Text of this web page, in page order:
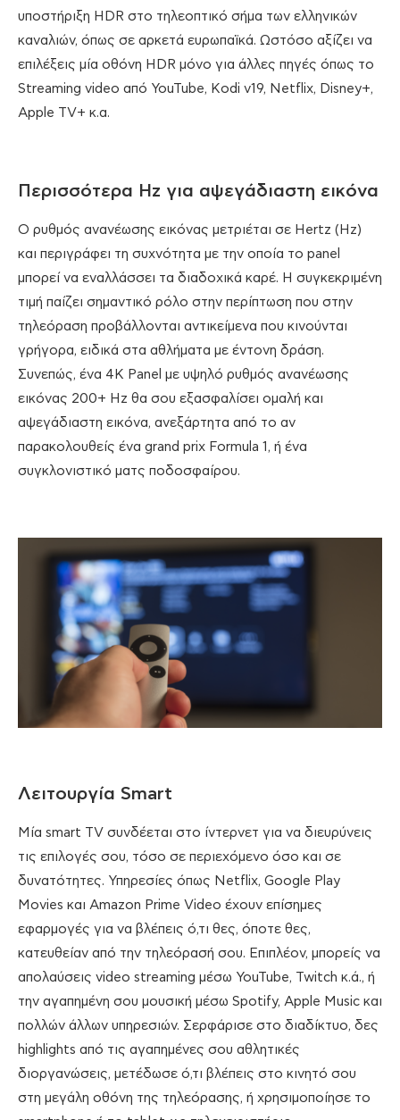
υποστήριξη HDR στο τηλεοπτικό σήμα των ελληνικών
καναλιών, όπως σε αρκετά ευρωπαϊκά. Ωστόσο αξίζει να
επιλέξεις μία οθόνη HDR μόνο για άλλες πηγές όπως το
Streaming video από YouTube, Kodi v19, Νetflix, Disney+,
Apple TV+ κ.α.
Περισσότερα Hz για αψεγάδιαστη εικόνα
Ο ρυθμός ανανέωσης εικόνας μετριέται σε Hertz (Hz)
και περιγράφει τη συχνότητα με την οποία το panel
μπορεί να εναλλάσσει τα διαδοχικά καρέ. Η συγκεκριμένη
τιμή παίζει σημαντικό ρόλο στην περίπτωση που στην
τηλεόραση προβάλλονται αντικείμενα που κινούνται
γρήγορα, ειδικά στα αθλήματα με έντονη δράση.
Συνεπώς, ένα 4Κ Panel με υψηλό ρυθμός ανανέωσης
εικόνας 200+ Hz θα σου εξασφαλίσει ομαλή και
αψεγάδιαστη εικόνα, ανεξάρτητα από το αν
παρακολουθείς ένα grand prix Formula 1, ή ένα
συγκλονιστικό ματς ποδοσφαίρου.
Λειτουργία Smart
Μία smart TV συνδέεται στο ίντερνετ για να διευρύνεις
τις επιλογές σου, τόσο σε περιεχόμενο όσο και σε
δυνατότητες. Υπηρεσίες όπως Netflix, Google Play
Movies και Amazon Prime Video έχουν επίσημες
εφαρμογές για να βλέπεις ό,τι θες, όποτε θες,
κατευθείαν από την τηλεόρασή σου. Επιπλέον, μπορείς να
απολαύσεις video streaming μέσω YouTube, Twitch κ.ά., ή
την αγαπημένη σου μουσική μέσω Spotify, Apple Music και
πολλών άλλων υπηρεσιών. Σερφάρισε στο διαδίκτυο, δες
highlights από τις αγαπημένες σου αθλητικές
διοργανώσεις, μετέδωσε ό,τι βλέπεις στο κινητό σου
στη μεγάλη οθόνη της τηλεόρασης, ή χρησιμοποίησε το